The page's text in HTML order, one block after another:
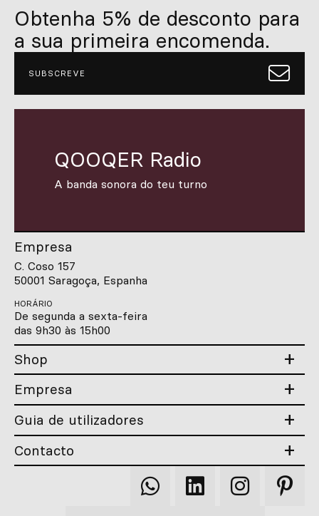
Obtenha 5% de desconto para
a sua primeira encomenda.
SUBSCREVE
QOOQER Radio
A banda sonora do teu turno
Empresa
C. Coso 157
50001 Saragoça, Espanha
HORÁRIO
De segunda a sexta-feira
das 9h30 às 15h00
Shop
Empresa
Guia de utilizadores
Contacto
Qooqer
WhatsApp
Qooqer
Linkedin
Qooqer
Instagram
Qooqer